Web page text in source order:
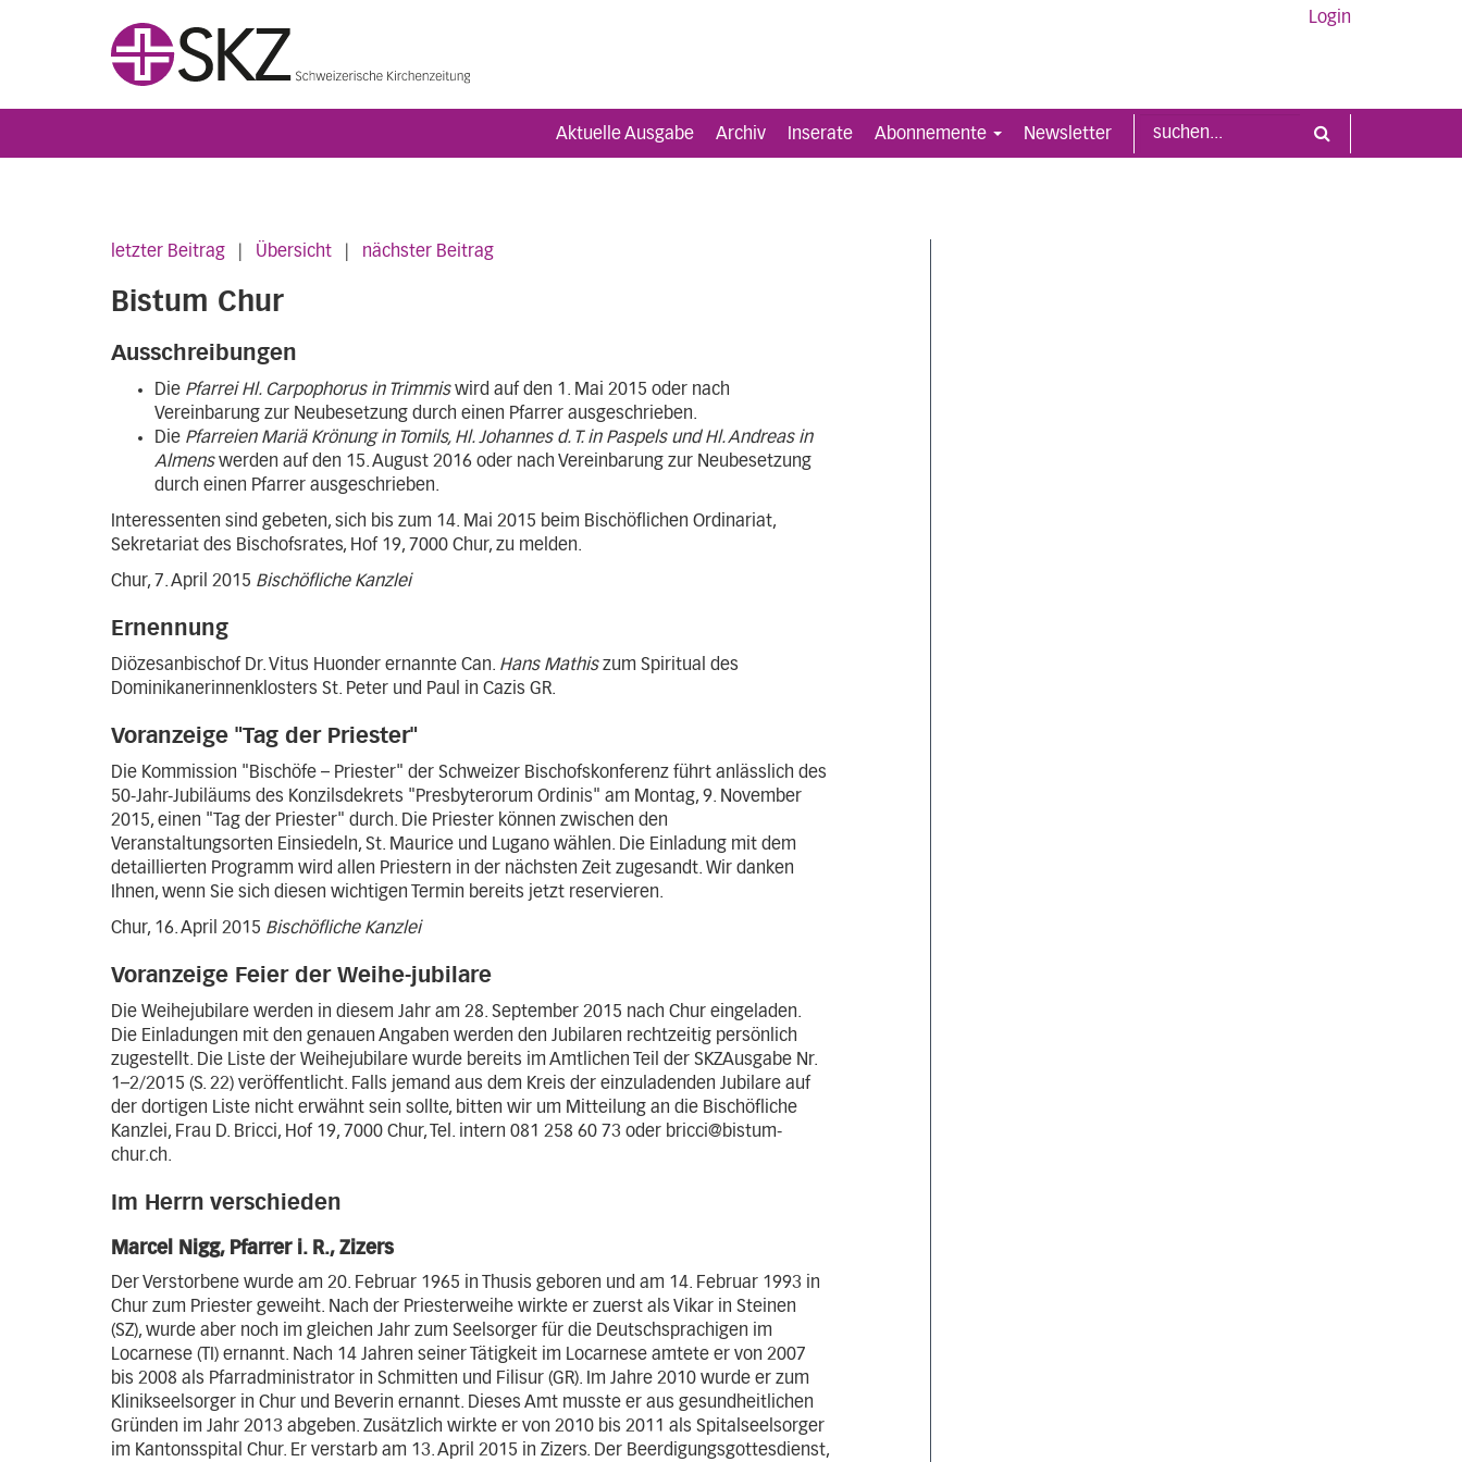
Login
Aktuelle Ausgabe Archiv Inserate Abonnemente Newsletter
letzter Beitrag Übersicht nächster Beitrag
Bistum Chur
Ausschreibungen
Die Pfarrei Hl. Carpophorus in Trimmiswird auf den 1. Mai 2015 oder nach
Vereinbarung zur Neubesetzung durch einen Pfarrer ausgeschrieben.
Die Pfarreien Mariä Krönung in Tomils, Hl. Johannes d. T. in Paspels und Hl. Andreas in
Almenswerden auf den 15. August 2016 oder nach Vereinbarung zur Neubesetzung
durch einen Pfarrer ausgeschrieben.
Interessenten sind gebeten, sich bis zum 14. Mai 2015 beim Bischöflichen Ordinariat,
Sekretariat des Bischofsrates, Hof 19, 7000 Chur, zu melden.
Chur, 7. April 2015 Bischöfliche Kanzlei
Ernennung
Diözesanbischof Dr. Vitus Huonder ernannte Can. Hans Mathiszum Spiritual des
Dominikanerinnenklosters St. Peter und Paul in Cazis GR.
Voranzeige "Tag der Priester"
Die Kommission "Bischöfe – Priester" der Schweizer Bischofskonferenz führt anlässlich des
50-Jahr-Jubiläums des Konzilsdekrets "Presbyterorum Ordinis" am Montag, 9. November
2015, einen "Tag der Priester" durch. Die Priester können zwischen den
Veranstaltungsorten Einsiedeln, St. Maurice und Lugano wählen. Die Einladung mit dem
detaillierten Programm wird allen Priestern in der nächsten Zeit zugesandt. Wir danken
Ihnen, wenn Sie sich diesen wichtigen Termin bereits jetzt reservieren.
Chur, 16. April 2015 Bischöfliche Kanzlei
Voranzeige Feier der Weihe-jubilare
Die Weihejubilare werden in diesem Jahr am 28. September 2015 nach Chur eingeladen.
Die Einladungen mit den genauen Angaben werden den Jubilaren rechtzeitig persönlich
zugestellt. Die Liste der Weihejubilare wurde bereits im Amtlichen Teil der SKZAusgabe Nr.
1–2/2015 (S. 22) veröffentlicht. Falls jemand aus dem Kreis der einzuladenden Jubilare auf
der dortigen Liste nicht erwähnt sein sollte, bitten wir um Mitteilung an die Bischöfliche
Kanzlei, Frau D. Bricci, Hof 19, 7000 Chur, Tel. intern 081 258 60 73 oder bricci@bistum-
chur.ch.
Im Herrn verschieden
Marcel Nigg, Pfarrer i. R., Zizers
Der Verstorbene wurde am 20. Februar 1965 in Thusis geboren und am 14. Februar 1993 in
Chur zum Priester geweiht. Nach der Priesterweihe wirkte er zuerst als Vikar in Steinen
(SZ), wurde aber noch im gleichen Jahr zum Seelsorger für die Deutschsprachigen im
Locarnese (TI) ernannt. Nach 14 Jahren seiner Tätigkeit im Locarnese amtete er von 2007
bis 2008 als Pfarradministrator in Schmitten und Filisur (GR). Im Jahre 2010 wurde er zum
Klinikseelsorger in Chur und Beverin ernannt. Dieses Amt musste er aus gesundheitlichen
Gründen im Jahr 2013 abgeben. Zusätzlich wirkte er von 2010 bis 2011 als Spitalseelsorger
im Kantonsspital Chur. Er verstarb am 13. April 2015 in Zizers. Der Beerdigungsgottesdienst,